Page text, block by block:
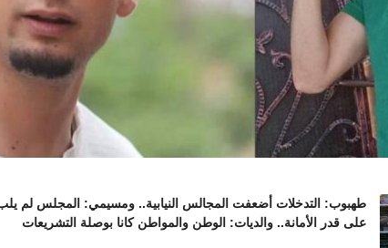
طهبوب: التدخلات أضعفت المجالس النيابية.. ومسيمي: المجلس لم
على قدر الأمانة.. والديات: الوطن والمواطن كانا بوصلة التشريعات